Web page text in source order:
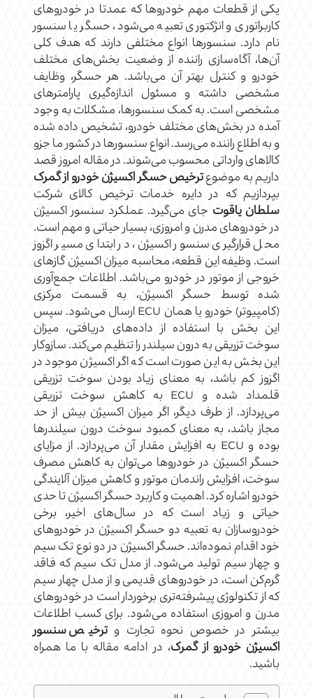
یکی از قطعات مهم خودروها که عمدتا در خودروهای
کاربراتوری و انژکتوری تعبیه می‌شود، حسگر یا سنسور
نام دارد. سنسورها انواع مختلفی دارند که هدف کلی
آن‌ها، آگاه‌سازی راننده از وضعیت بخش‌های مختلف
خودرو و کنترل بهتر آن می‌باشد. هر حسگر، وظایف
مشخصی داشته و مسئول اندازه‌گیری پارامترهای
مشخصی است. به کمک سنسورها، مشکلات به وجود
آمده در بخش‌های مختلف خودرو، تشخیص داده شده
و به اطلاع راننده می‌رسد. انواع سنسورها در کشور ما جزو
کالاهای وارداتی محسوب می‌شوند. در مقاله امروز قصد
داریم به موضوعترخیص حسگر اکسیژن خودرو از گمرک
بپردازیم که در دایره خدمات ترخیص کالای شرکت
سلطان یاقوت جای می‌‌گیرد. عملکرد سنسور اکسیژن
در خودروهای مدرن و امروزی، بسیار حیاتی و مهم است.
محل قرارگیری سنسور اکسیژن، در ابتدای مسیر اگزوز
است. وظیفه این قطعه، محاسبه میزان اکسیژن گازهای
خروجی از موتور در خودرو می‌باشد. اطلاعات جمع‌آوری
شده توسط حسگر اکسیژن، به قسمت مرکزی
(کامپیوتر) خودرو یا همان ECU ارسال می‌شود. سپس
این بخش با استفاده از داده‌های دریافتی، میزان
سوخت تزریقی به درون سیلندر را تنظیم می‌کند. سازوکار
این بخش به این صورت است که اگر اکسیژن موجود در
اگزوز کم باشد، به معنای زیاد بودن سوخت تزریقی
قلمداد شده و ECU به کاهش سوخت تزریقی
می‌پردازد. از طرف دیگر، اگر میزان اکسیژن بیش از حد
مجاز باشد، به معنای کمبود سوخت درون سیلندرها
بوده و ECU به افزایش مقدار آن می‌پردازد. از مزایای
حسگر اکسیژن در خودروها می‌توان به کاهش مصرف
سوخت، افزایش راندمان موتور و کاهش میزان آلایندگی
خودرو اشاره کرد. اهمیت و کاربرد حسگر اکسیژن تا حدی
حیاتی و زیاد است که در سال‌های اخیر، برخی
خودروسازان به تعبیه دو حسگر اکسیژن در خودروهای
خود اقدام نموده‌اند. حسگر اکسیژن در دو نوع تک سیم
و چهار سیم تولید می‌شود. از مدل تک سیم که فاقد
گرم‌کن است، در خودروهای قدیمی و از مدل چهار سیم
که از تکنولوژی پیشرفته‌تری برخوردار است در خودروهای
مدرن و امروزی استفاده می‌شود. برای کسب اطلاعات
بیشتر در خصوص نحوه تجارت وترخیص سنسور
اکسیژن خودرو از گمرک، در ادامه مقاله با ما همراه
باشید.